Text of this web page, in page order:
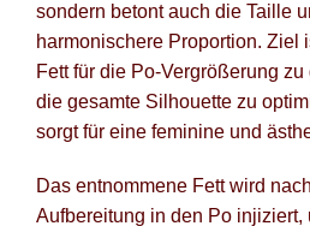
sondern betont auch die Taille
harmonischere Proportion. Ziel
Fett für die Po-Vergrößerung
die gesamte Silhouette zu
sorgt für eine feminine und
Das entnommene Fett wird
Aufbereitung in den Po injiziert,